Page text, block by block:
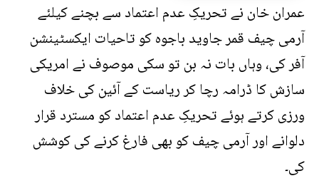
عمران خان نے تحریکِ عدم اعتماد سے بچنے کیلئے
آرمی چیف قمر جاوید باجوہ کو تاحیات ایکسٹینشن
آفر کی، وہاں بات نہ بن تو سکی موصوف نے امریکی
سازش کا ڈرامہ رچا کر ریاست کے آئین کی خلاف
ورزی کرتے ہوئے تحریکِ عدم اعتماد کو مسترد قرار
دلوانے اور آرمی چیف کو بھی فارغ کرنے کی کوشش
کی۔